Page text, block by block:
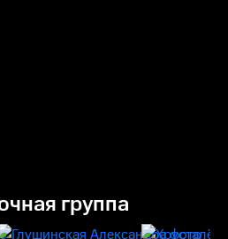
группа